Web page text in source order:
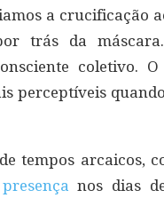
a crucificação
trás da
coletivo. O
perceptíveis
tempos arcaicos,
presençanos dias